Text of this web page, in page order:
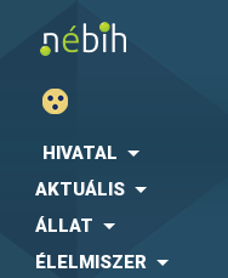
HIVATAL
AKTUÁLIS
ÁLLAT
ÉLELMISZER